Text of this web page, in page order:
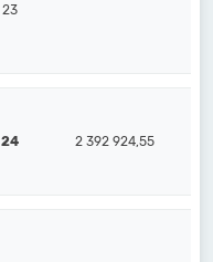
23
24 2 392 924,55